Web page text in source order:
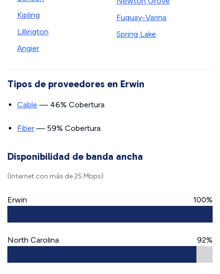
Kipling
Lillington
Angier
Fuquay-Varina
Spring Lake
Tipos de proveedores en Erwin
Cable — 46% Cobertura
Fiber — 59% Cobertura
Disponibilidad de banda ancha
(Internet con más de 25 Mbps)
Erwin 100%
North Carolina 92%